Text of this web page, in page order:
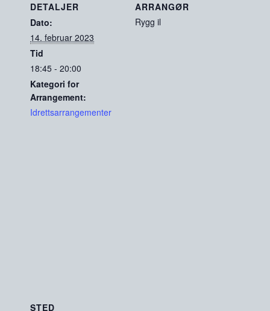
DETALJER
Dato:
14. februar 2023
Tid
18:45 - 20:00
Kategori for
Arrangement:
Idrettsarrangementer
ARRANGØR
Rygg il
STED